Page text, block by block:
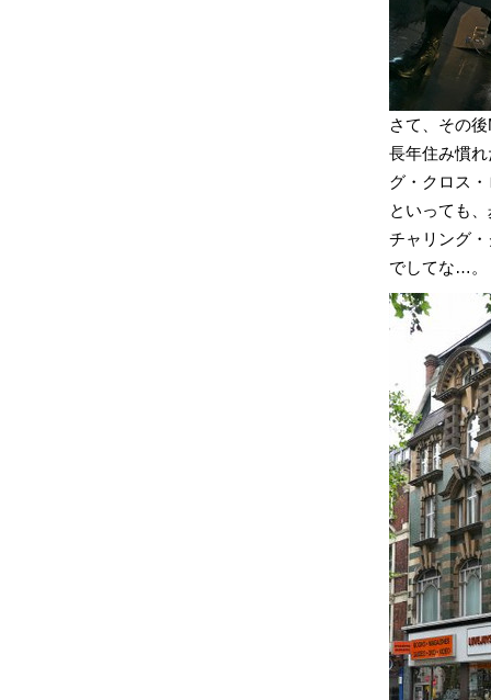
さて、その
長年住み慣
グ・クロス
といっても
チャリング
でしてな…。